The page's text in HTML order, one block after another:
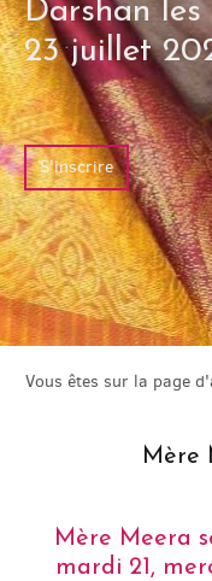
Darshan
23 juillet
S'inscrire
Vous êtes sur la page
Mère
Mère Meera
mardi 21,